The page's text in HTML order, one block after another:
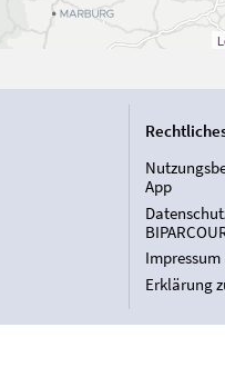
App
Impressum
Erklärung